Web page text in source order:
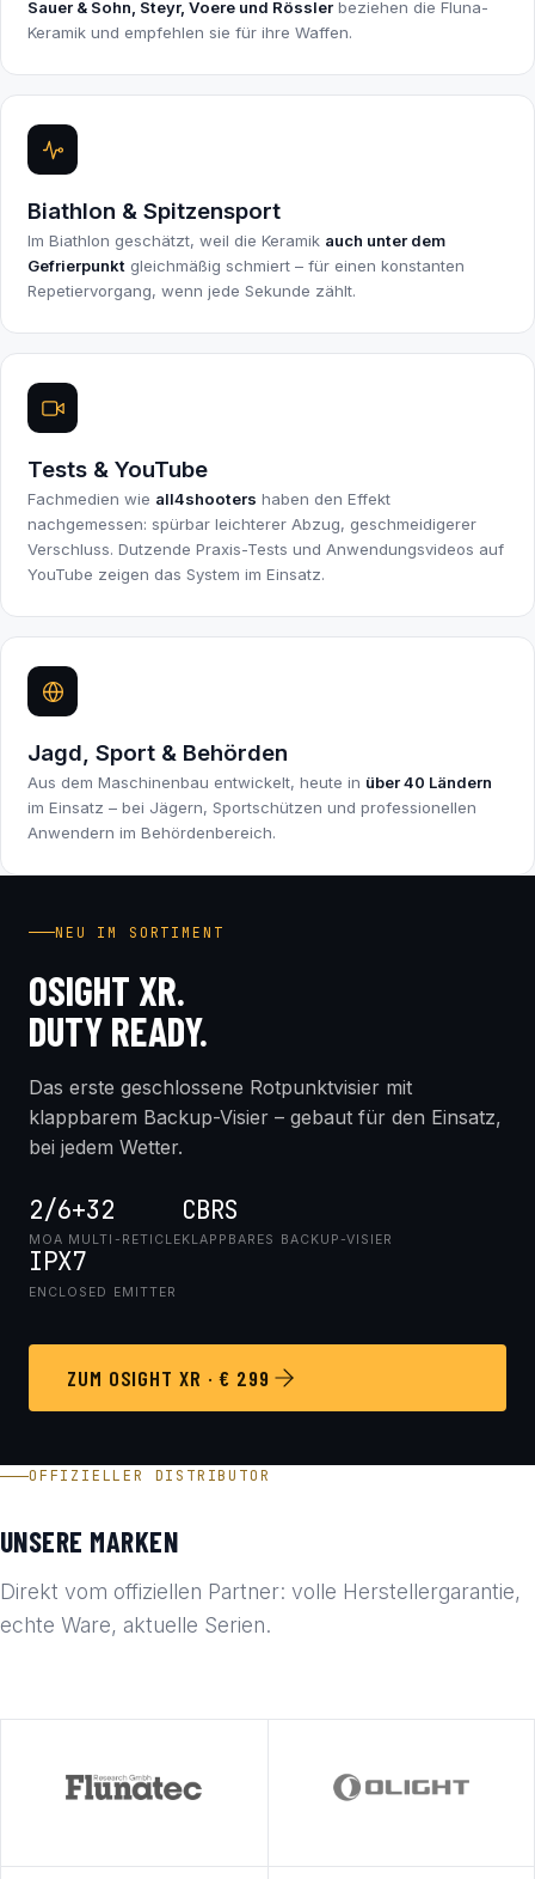
Sauer & Sohn, Steyr, Voere und Rössler beziehen die Fluna-
Keramik und empfehlen sie für ihre Waffen.
Biathlon & Spitzensport
Im Biathlon geschätzt, weil die Keramik auch unter dem
Gefrierpunkt gleichmäßig schmiert – für einen konstanten
Repetiervorgang, wenn jede Sekunde zählt.
Tests & YouTube
Fachmedien wie all4shooters haben den Effekt
nachgemessen: spürbar leichterer Abzug, geschmeidigerer
Verschluss. Dutzende Praxis-Tests und Anwendungsvideos auf
YouTube zeigen das System im Einsatz.
Jagd, Sport & Behörden
Aus dem Maschinenbau entwickelt, heute in über 40 Ländern
im Einsatz – bei Jägern, Sportschützen und professionellen
Anwendern im Behördenbereich.
NEU IM SORTIMENT
OSIGHT XR.
DUTY READY.
Das erste geschlossene Rotpunktvisier mit
klappbarem Backup-Visier – gebaut für den Einsatz,
bei jedem Wetter.
2/6+32
MOA MULTI-RETICLE
CBRS
KLAPPBARES BACKUP-VISIER
IPX7
ENCLOSED EMITTER
ZUM OSIGHT XR · € 299
OFFIZIELLER DISTRIBUTOR
UNSERE MARKEN
Direkt vom offiziellen Partner: volle Herstellergarantie,
echte Ware, aktuelle Serien.